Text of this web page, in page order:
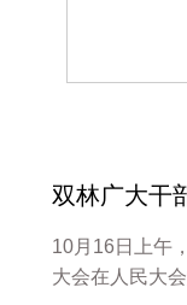
10月16日上午
大会在人民大